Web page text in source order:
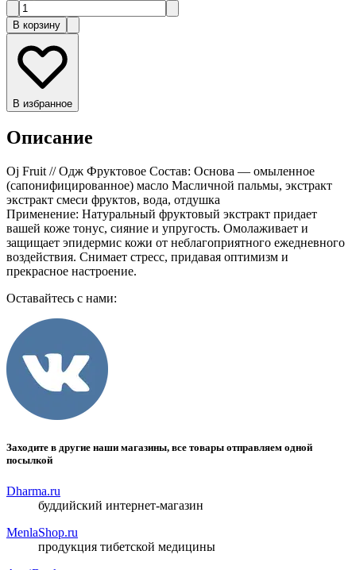
В корзину
В избранное
Описание
Oj Fruit // Одж Фруктовое Состав: Основа — омыленное
(сапонифицированное) масло Масличной пальмы, экстракт
экстракт смеси фруктов, вода, отдушка
Применение: Натуральный фруктовый экстракт придает
вашей коже тонус, сияние и упругость. Омолаживает и
защищает эпидермис кожи от неблагоприятного ежедневного
воздействия. Снимает стресс, придавая оптимизм и
прекрасное настроение.
Оставайтесь с нами:
Заходите в другие наши магазины, все товары отправляем одной
посылкой
Dharma.ru
буддийский интернет-магазин
MenlaShop.ru
продукция тибетской медицины